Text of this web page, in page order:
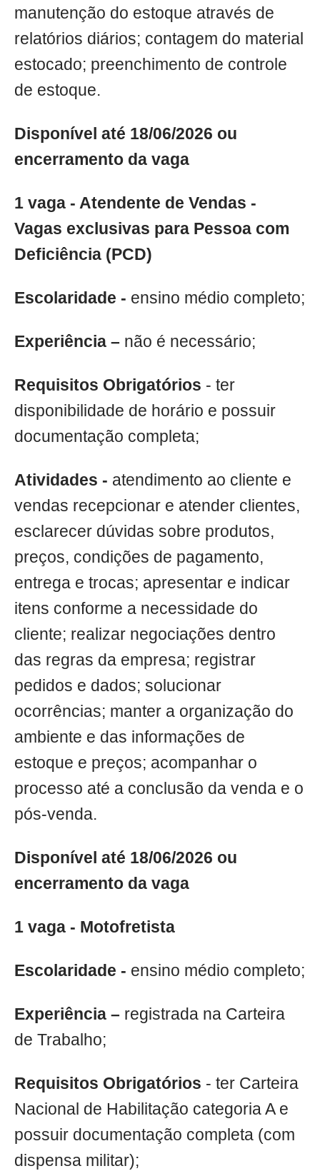
manutenção do estoque através de
relatórios diários; contagem do material
estocado; preenchimento de controle
de estoque.
Disponível até 18/06/2026 ou
encerramento da vaga
1 vaga - Atendente de Vendas -
Vagas exclusivas para Pessoa com
Deficiência (PCD)
Escolaridade - ensino médio completo;
Experiência – não é necessário;
Requisitos Obrigatórios - ter
disponibilidade de horário e possuir
documentação completa;
Atividades - atendimento ao cliente e
vendas recepcionar e atender clientes,
esclarecer dúvidas sobre produtos,
preços, condições de pagamento,
entrega e trocas; apresentar e indicar
itens conforme a necessidade do
cliente; realizar negociações dentro
das regras da empresa; registrar
pedidos e dados; solucionar
ocorrências; manter a organização do
ambiente e das informações de
estoque e preços; acompanhar o
processo até a conclusão da venda e o
pós-venda.
Disponível até 18/06/2026 ou
encerramento da vaga
1 vaga - Motofretista
Escolaridade - ensino médio completo;
Experiência – registrada na Carteira
de Trabalho;
Requisitos Obrigatórios - ter Carteira
Nacional de Habilitação categoria A e
possuir documentação completa (com
dispensa militar);